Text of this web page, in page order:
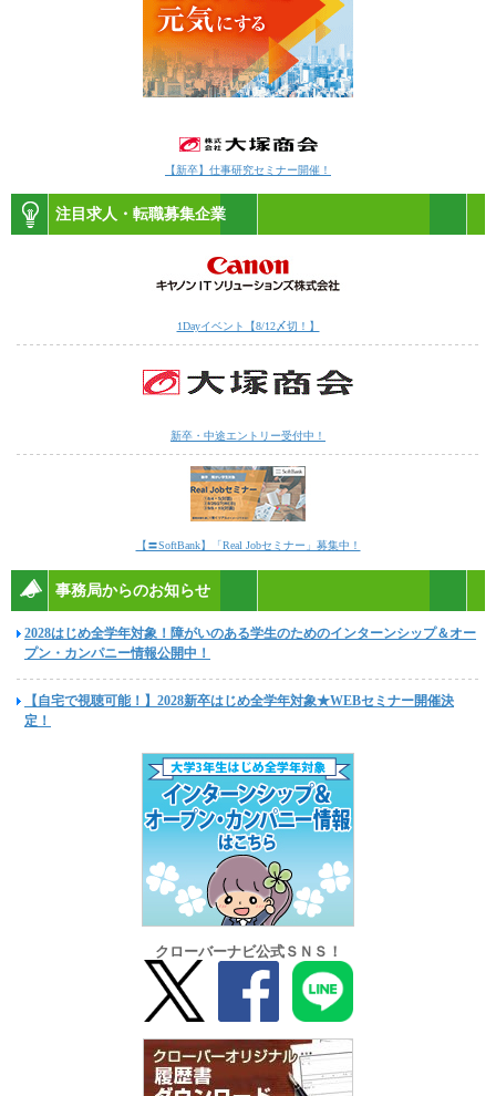
【新卒】仕事研究セミナー開催！
注目求人・転職募集企業
1Dayイベント【8/12〆切！】
新卒・中途エントリー受付中！
【〓SoftBank】「Real Jobセミナー」募集中！
事務局からのお知らせ
2028はじめ全学年対象！障がいのある学生のためのインターンシップ＆オー
プン・カンパニー情報公開中！
【自宅で視聴可能！】2028新卒はじめ全学年対象★WEBセミナー開催決
定！
クローバーナビ公式ＳＮＳ！